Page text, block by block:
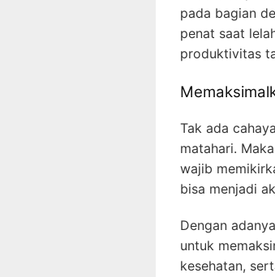
pada bagian
penat saat
produktivitas
Tak ada
matahari.
wajib
bisa menjadi
Dengan
untuk
kesehatan,